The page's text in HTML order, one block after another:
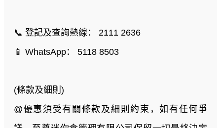
📞 登記及查詢熱線： 2111 2636
📱 WhatsApp： 5118 8503
(條款及細則)
@優惠須受有關條款及細則約束，如有任何爭